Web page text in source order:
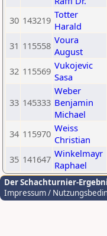
30 143219 Totter
Harald
31 115558 Voura
August
32 115569 Vukojevic
Sasa
33 145333
Weber
Benjamin
Michael
34 115970 Weiss
Christian
35 141647 Winkelmayr
Raphael
Der Schachturnier-
Impressum /